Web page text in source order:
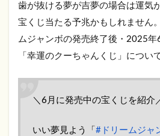
くじ
の当
金
2.4
回近
じ
歯が抜ける夢が吉夢の場合は運気
宝くじ当たる予兆かもしれません
ムジャンボの発売終了後・2025
「幸運のクーちゃんくじ」につい
＼6月に発売中の宝くじを紹介
いい夢見よう「 #ドリームジャ